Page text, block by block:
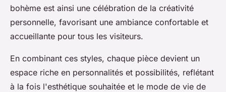
bohème est ainsi une célébration de la créativité
personnelle, favorisant une ambiance confortable et
accueillante pour tous les visiteurs.
En combinant ces styles, chaque pièce devient un
espace riche en personnalités et possibilités, reflétant
à la fois l'esthétique souhaitée et le mode de vie de